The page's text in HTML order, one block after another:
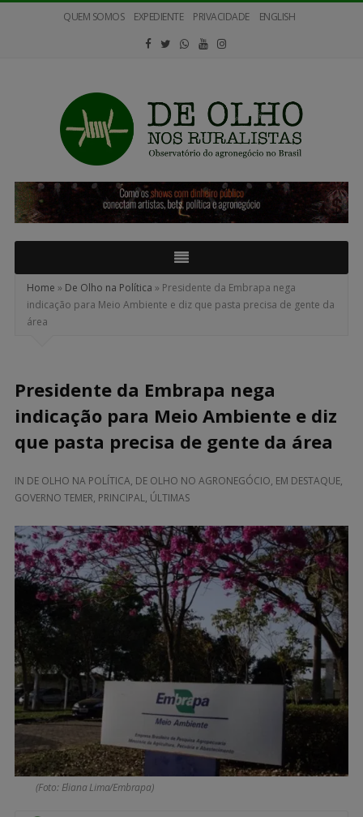
QUEM SOMOS EXPEDIENTE PRIVACIDADE ENGLISH
Olho
nos
Ruralistas
Home » De Olho na Política » Presidente da Embrapa nega
indicação para Meio Ambiente e diz que pasta precisa de gente da
área
Presidente da Embrapa nega
indicação para Meio Ambiente e diz
que pasta precisa de gente da área
IN DE OLHO NA POLÍTICA, DE OLHO NO AGRONEGÓCIO, EM DESTAQUE,
GOVERNO TEMER, PRINCIPAL, ÚLTIMAS
(Foto: Eliana Lima/Embrapa)